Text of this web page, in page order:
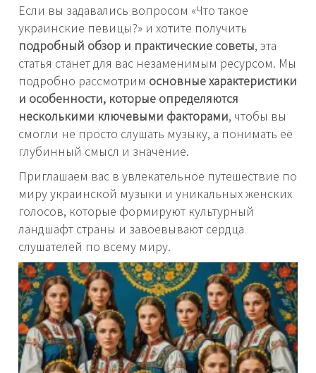
Если вы задавались вопросом «Что такое
украинские певицы?» и хотите получить
подробный обзор и практические советы, эта
статья станет для вас незаменимым ресурсом. Мы
подробно рассмотрим основные характеристики
и особенности, которые определяются
несколькими ключевыми факторами, чтобы вы
смогли не просто слушать музыку, а понимать её
глубинный смысл и значение.
Приглашаем вас в увлекательное путешествие по
миру украинской музыки и уникальных женских
голосов, которые формируют культурный
ландшафт страны и завоевывают сердца
слушателей по всему миру.